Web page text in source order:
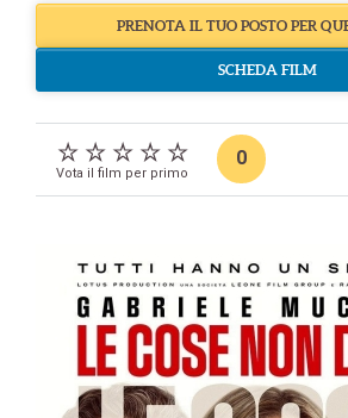
PRENOTA IL TUO POSTO PER
SCHEDA FILM
Vota il film per primo
0